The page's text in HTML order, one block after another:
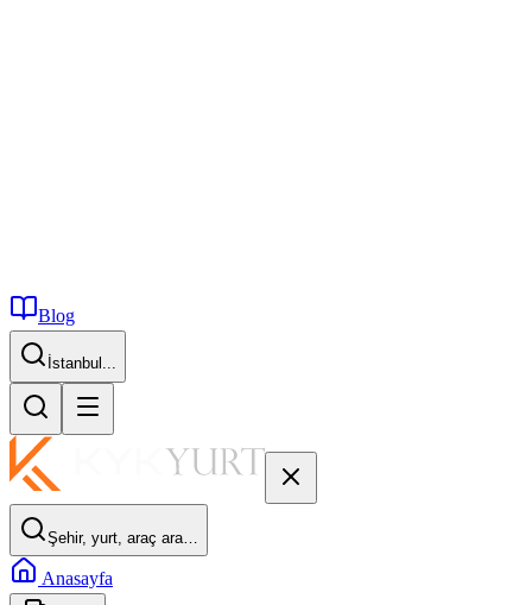
Blog
İstanbul...
Şehir, yurt, araç ara…
Anasayfa